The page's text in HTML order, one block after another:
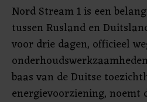
Nord Stream 1 is een
tussen Rusland en
voor drie dagen, officieel
baas van de Duitse
energievoorziening,